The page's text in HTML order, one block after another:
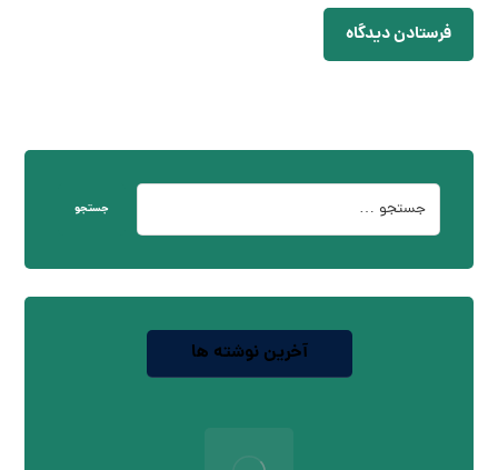
فرستادن دیدگاه
جستجو
آخرین نوشته ها